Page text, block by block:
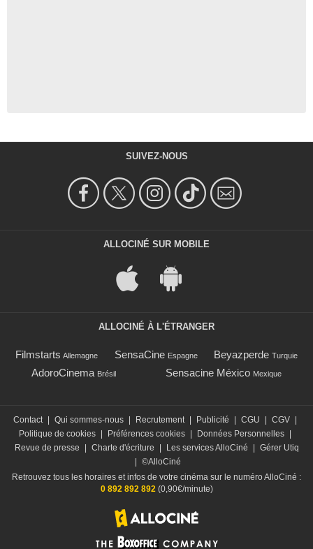
SUIVEZ-NOUS
ALLOCINÉ SUR MOBILE
ALLOCINÉ À L'ÉTRANGER
Filmstarts Allemagne SensaCine Espagne Beyazperde Turquie
AdoroCinema Brésil Sensacine México Mexique
Contact Qui sommes-nous Recrutement Publicité CGU CGV
Politique de cookies
Préférences cookies Données Personnelles
Revue de presse
Charte d'écriture Les services AlloCiné
Gérer Utiq
©AlloCiné
Retrouvez tous les horaires et infos de votre cinéma sur le numéro AlloCiné :
0 892 892 892(0,90€/minute)